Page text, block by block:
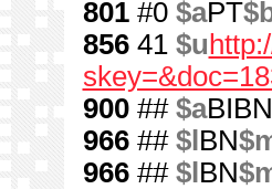
801#0 $aPT
85641 $u
900## $a
966## $l BN
966## $l BN